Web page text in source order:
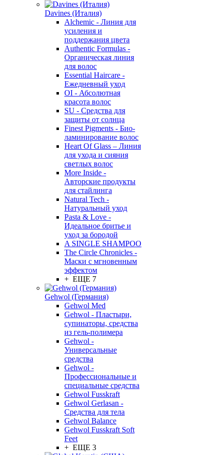
Davines (Италия)
Alchemic - Линия для
усиления и
поддержания цвета
Authentic Formulas -
Органическая линия
для волос
Essential Haircare -
Eжедневный уход
OI - Абсолютная
красота волос
SU - Средства для
защиты от солнца
Finest Pigments - Био-
ламинирование волос
Heart Of Glass – Линия
для ухода и сияния
светлых волос
More Inside -
Авторские продукты
для стайлинга
Natural Tech -
Натуральный уход
Pasta & Love -
Идеальное бритье и
уход за бородой
A SINGLE SHAMPOO
The Circle Chronicles -
Маски с мгновенным
эффектом
+ ЕЩЕ 7
Gehwol (Германия)
Gehwol Med
Gehwol - Пластыри,
супинаторы, средства
из гель-полимера
Gehwol -
Универсальные
средства
Gehwol -
Профессиональные и
специальные средства
Gehwol Fusskraft
Gehwol Gerlasan -
Средства для тела
Gehwol Balance
Gehwol Fusskraft Soft
Feet
+ ЕЩЕ 3